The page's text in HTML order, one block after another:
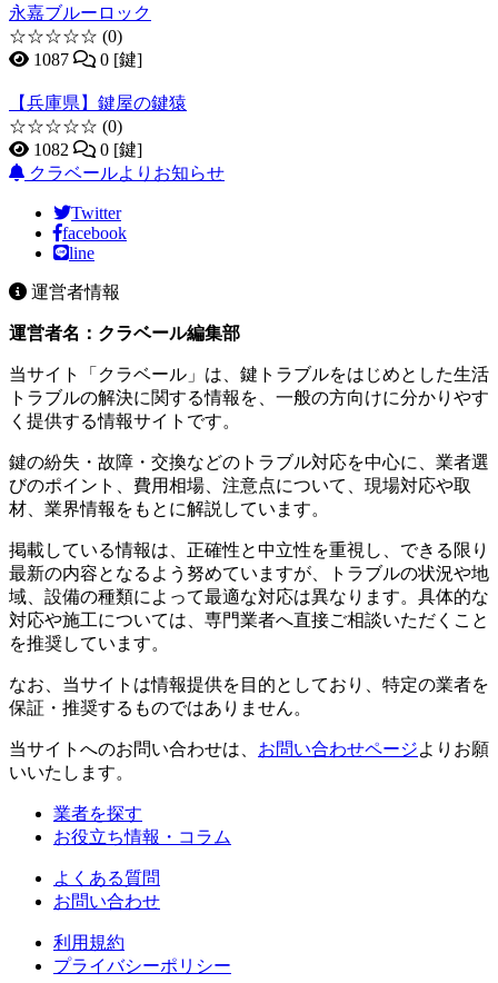
永嘉ブルーロック
☆☆☆☆☆ (0)
1087
0 [鍵]
【兵庫県】鍵屋の鍵猿
☆☆☆☆☆ (0)
1082
0 [鍵]
クラベールよりお知らせ
Twitter
facebook
line
運営者情報
運営者名：クラベール編集部
当サイト「クラベール」は、鍵トラブルをはじめとした生活
トラブルの解決に関する情報を、一般の方向けに分かりやす
く提供する情報サイトです。
鍵の紛失・故障・交換などのトラブル対応を中心に、業者選
びのポイント、費用相場、注意点について、現場対応や取
材、業界情報をもとに解説しています。
掲載している情報は、正確性と中立性を重視し、できる限り
最新の内容となるよう努めていますが、トラブルの状況や地
域、設備の種類によって最適な対応は異なります。具体的な
対応や施工については、専門業者へ直接ご相談いただくこと
を推奨しています。
なお、当サイトは情報提供を目的としており、特定の業者を
保証・推奨するものではありません。
当サイトへのお問い合わせは、 お問い合わせページよりお願
いいたします。
業者を探す
お役立ち情報・コラム
よくある質問
お問い合わせ
利用規約
プライバシーポリシー